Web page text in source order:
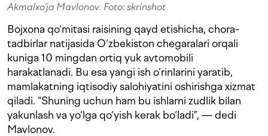
Akmalxo‘ja Mavlonov. Foto: skrinshot
Bojxona qo‘mitasi raisining qayd etishicha, chora-
tadbirlar natijasida O‘zbekiston chegaralari orqali
kuniga 10 mingdan ortiq yuk avtomobili
harakatlanadi. Bu esa yangi ish o‘rinlarini yaratib,
mamlakatning iqtisodiy salohiyatini oshirishga xizmat
qiladi. “Shuning uchun ham bu ishlarni zudlik bilan
yakunlash va yo‘lga qo‘yish kerak bo‘ladi”, — dedi
Mavlonov.